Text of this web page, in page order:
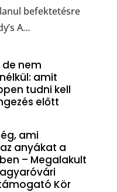
befektetésre
A…
de nem
amit
tudni kell
előtt
ami
anyákat a
– Megalakult
Kör